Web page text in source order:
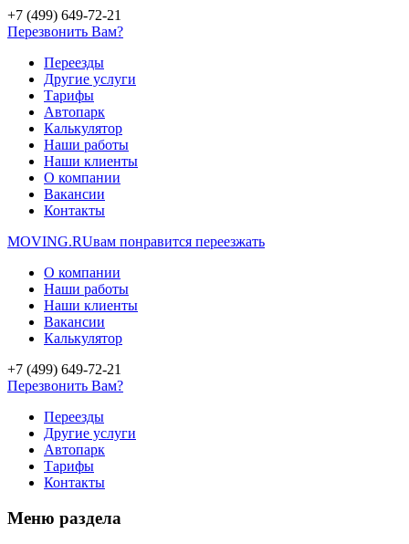
+7 (499) 649-72-21
Перезвонить Вам?
Переезды
Другие услуги
Тарифы
Автопарк
Калькулятор
Наши работы
Наши клиенты
О компании
Вакансии
Контакты
MOVING.RUвам понравится переезжать
О компании
Наши работы
Наши клиенты
Вакансии
Калькулятор
+7 (499) 649-72-21
Перезвонить Вам?
Переезды
Другие услуги
Автопарк
Тарифы
Контакты
Меню раздела